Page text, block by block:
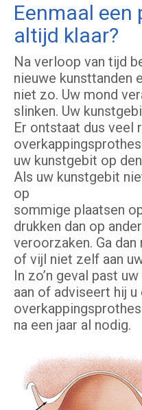
Eenmaal een
altijd klaar?
Na verloop van tijd
nieuwe kunsttanden
niet zo. Uw mond
slinken. Uw
Er ontstaat dus veel
uw kunstgebit op
Als uw kunstgebit
op
sommige plaatsen
drukken dan op
veroorzaken. Ga dan
of vijl niet zelf aan
In zo’n geval past
aan of adviseert hij u
na een jaar al nodig.